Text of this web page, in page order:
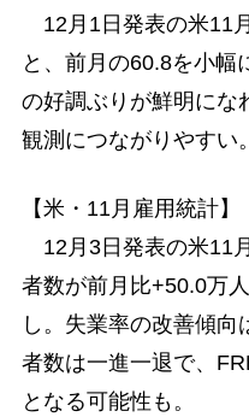
12月1日発表の米11
と、前月の60.8を小幅
の好調ぶりが鮮明にな
観測につながりやすい。
【米・11月雇用統計】
12月3日発表の米11
者数が前月比+50.0万
し。失業率の改善傾向
者数は一進一退で、
となる可能性も。